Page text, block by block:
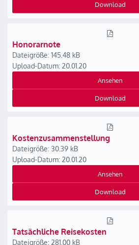
Download
Honorarnote
Dateigröße: 145.48 kB
Upload-Datum: 20.01.20
Ansehen
Download
Kostenzusammenstellung
Dateigröße: 30.39 kB
Upload-Datum: 20.01.20
Ansehen
Download
Tatsächliche Reisekosten
Dateigröße: 281.00 kB